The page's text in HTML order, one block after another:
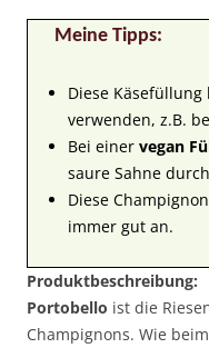
Meine Tipps:
Diese
verwenden, z.B.
Bei einer vegan
saure Sahne
Diese
immer gut an.
Produktbeschreibung:
Portobello ist die
Champignons. Wie